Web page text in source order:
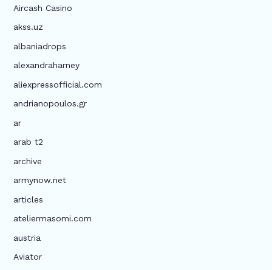
Aircash Casino
akss.uz
albaniadrops
alexandraharney
aliexpressofficial.com
andrianopoulos.gr
ar
arab t2
archive
armynow.net
articles
ateliermasomi.com
austria
Aviator